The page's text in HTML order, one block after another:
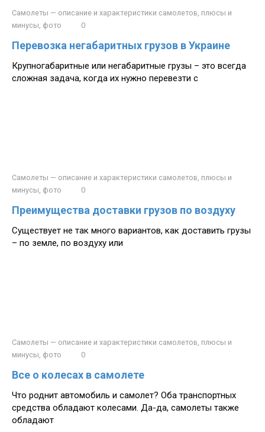
Самолеты — описание и характеристики самолетов, плюсы и
минусы, фото
0
Перевозка негабаритных грузов в Украине
Крупногабаритные или негабаритные грузы – это всегда
сложная задача, когда их нужно перевезти с
Самолеты — описание и характеристики самолетов, плюсы и
минусы, фото
0
Преимущества доставки грузов по воздуху
Существует не так много вариантов, как доставить грузы
– по земле, по воздуху или
Самолеты — описание и характеристики самолетов, плюсы и
минусы, фото
0
Все о колесах в самолете
Что роднит автомобиль и самолет? Оба транспортных
средства обладают колесами. Да-да, самолеты также
обладают